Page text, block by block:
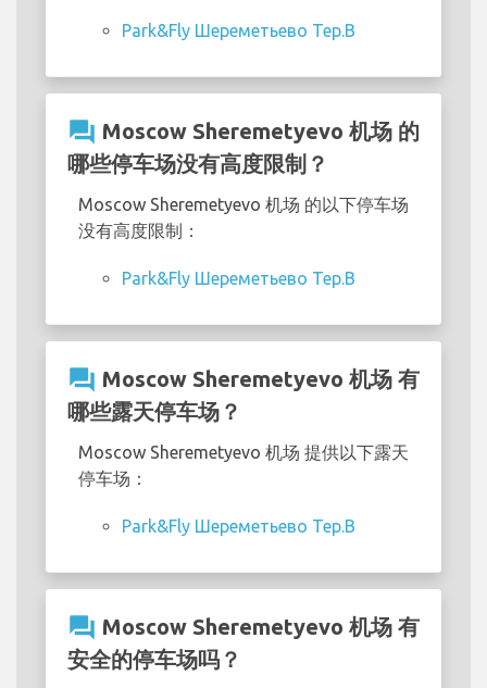
Park&Fly Шереметьево Тер.В
question_answer Moscow Sheremetyevo 机场 的
哪些停车场没有高度限制？
Moscow Sheremetyevo 机场 的以下停车场
没有高度限制：
Park&Fly Шереметьево Тер.В
question_answer Moscow Sheremetyevo 机场 有
哪些露天停车场？
Moscow Sheremetyevo 机场 提供以下露天
停车场：
Park&Fly Шереметьево Тер.В
question_answer Moscow Sheremetyevo 机场 有
安全的停车场吗？